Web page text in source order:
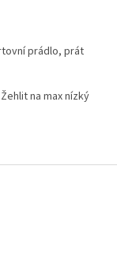
prádlo, prát
na max nízký